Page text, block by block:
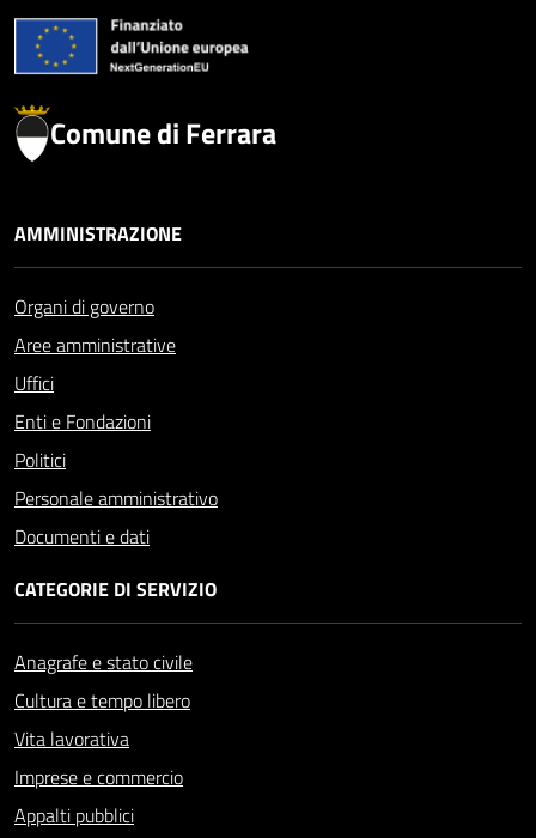
Comune di Ferrara
AMMINISTRAZIONE
Organi di governo
Aree amministrative
Uffici
Enti e Fondazioni
Politici
Personale amministrativo
Documenti e dati
CATEGORIE DI SERVIZIO
Anagrafe e stato civile
Cultura e tempo libero
Vita lavorativa
Imprese e commercio
Appalti pubblici